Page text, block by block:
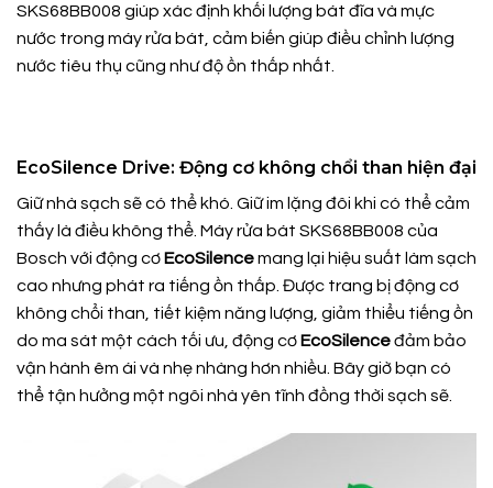
SKS68BB008 giúp xác định khối lượng bát đĩa và mực
nước trong máy rửa bát, cảm biến giúp điều chỉnh lượng
nước tiêu thụ cũng như độ ồn thấp nhất.
EcoSilence Drive: Động cơ không chổi than hiện đại
Giữ nhà sạch sẽ có thể khó. Giữ im lặng đôi khi có thể cảm
thấy là điều không thể. Máy rửa bát SKS68BB008 của
Bosch với động cơ EcoSilencemang lại hiệu suất làm sạch
cao nhưng phát ra tiếng ồn thấp. Được trang bị động cơ
không chổi than, tiết kiệm năng lượng, giảm thiểu tiếng ồn
do ma sát một cách tối ưu, động cơ EcoSilenceđảm bảo
vận hành êm ái và nhẹ nhàng hơn nhiều. Bây giờ bạn có
thể tận hưởng một ngôi nhà yên tĩnh đồng thời sạch sẽ.